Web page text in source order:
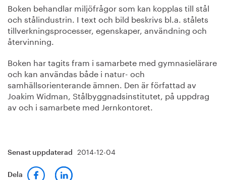
Boken behandlar miljöfrågor som kan kopplas till stål
och stålindustrin. I text och bild beskrivs bl.a. stålets
tillverkningsprocesser, egenskaper, användning och
återvinning.
Boken har tagits fram i samarbete med gymnasielärare
och kan användas både i natur- och
samhällsorienterande ämnen. Den är författad av
Joakim Widman, Stålbyggnadsinstitutet, på uppdrag
av och i samarbete med Jernkontoret.
Senast uppdaterad 2014-12-04
Dela